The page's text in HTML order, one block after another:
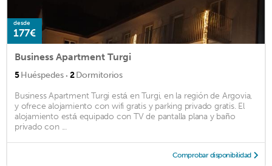
desde
177€
Business Apartment Turgi
5Huéspedes · 2Dormitorios
Business Apartment Turgi está en Turgi, en la región de Argovia,
y ofrece alojamiento con wifi gratis y parking privado gratis. El
alojamiento está equipado con TV de pantalla plana y baño
privado con ...
Comprobar disponibilidad